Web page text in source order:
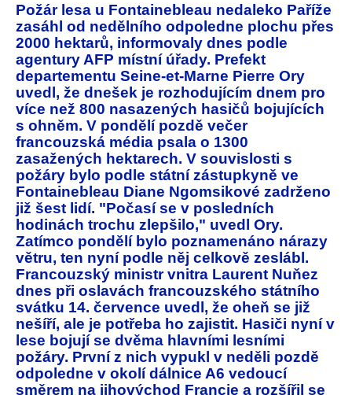
Požár lesa u Fontainebleau nedaleko Paříže
zasáhl od nedělního odpoledne plochu přes
2000 hektarů, informovaly dnes podle
agentury AFP místní úřady. Prefekt
departementu Seine-et-Marne Pierre Ory
uvedl, že dnešek je rozhodujícím dnem pro
více než 800 nasazených hasičů bojujících
s ohněm. V pondělí pozdě večer
francouzská média psala o 1300
zasažených hektarech. V souvislosti s
požáry bylo podle státní zástupkyně ve
Fontainebleau Diane Ngomsikové zadrženo
již šest lidí. "Počasí se v posledních
hodinách trochu zlepšilo," uvedl Ory.
Zatímco pondělí bylo poznamenáno nárazy
větru, ten nyní podle něj celkově zeslábl.
Francouzský ministr vnitra Laurent Nuňez
dnes při oslavách francouzského státního
svátku 14. července uvedl, že oheň se již
nešíří, ale je potřeba ho zajistit. Hasiči nyní v
lese bojují se dvěma hlavními lesními
požáry. První z nich vypukl v neděli pozdě
odpoledne v okolí dálnice A6 vedoucí
směrem na jihovýchod Francie a rozšířil se